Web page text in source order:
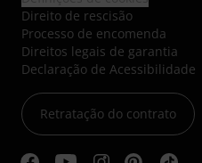
Direito de rescisão
Processo de encomenda
Direitos legais de garantia
Declaração de Acessibilidade
Retratação do contrato